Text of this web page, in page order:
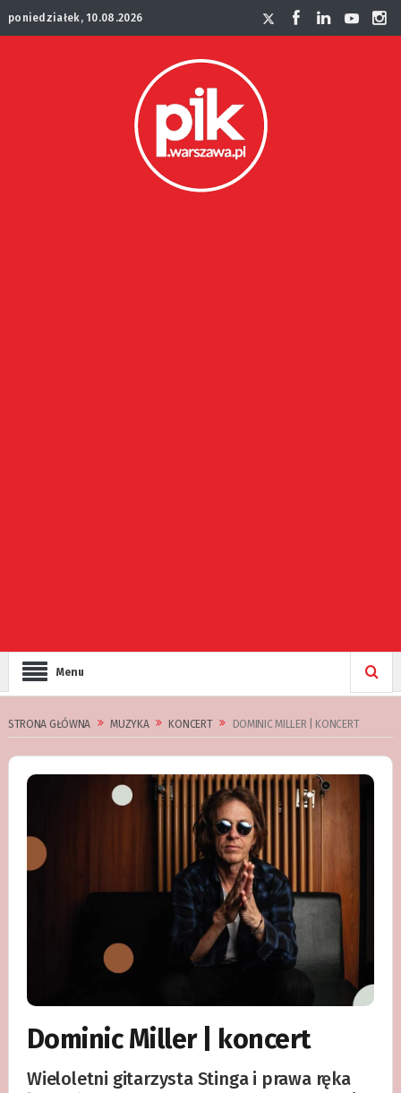
poniedziałek, 10.08.2026
Menu
STRONA GŁÓWNA MUZYKA KONCERT DOMINIC MILLER | KONCERT
Dominic Miller | koncert
Wieloletni gitarzysta Stinga i prawa ręka